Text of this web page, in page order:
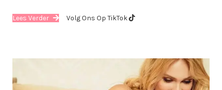
Lees Verder Volg Ons Op TikTok